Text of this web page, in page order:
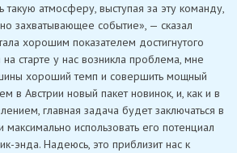
такую ​​атмосферу, выступая за эту команду,
захватывающее событие», — сказал
хорошим показателем достигнутого
старте у нас возникла проблема, мне
хороший темп и совершить мощный
в Австрии новый пакет новинок, и, как и в
главная задача будет заключаться в
максимально использовать его потенциал
энда. Надеюсь, это приблизит нас к